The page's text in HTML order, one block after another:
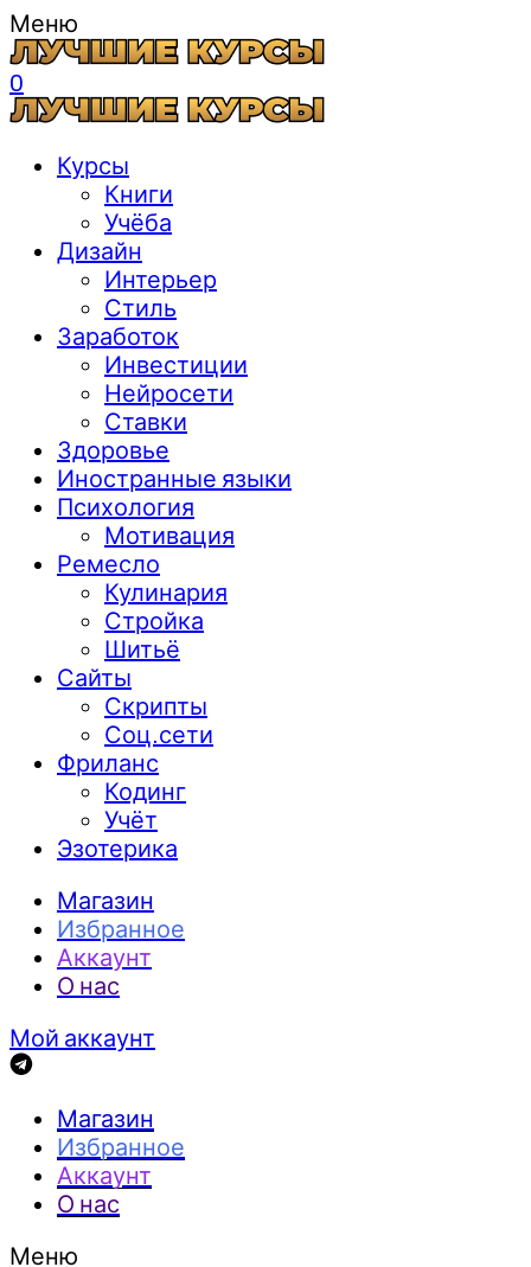
Меню
0
Курсы
Книги
Учёба
Дизайн
Интерьер
Стиль
Заработок
Инвестиции
Нейросети
Ставки
Здоровье
Иностранные языки
Психология
Мотивация
Ремесло
Кулинария
Стройка
Шитьё
Сайты
Скрипты
Соц.сети
Фриланс
Кодинг
Учёт
Эзотерика
Магазин
Избранное
Аккаунт
О нас
Мой аккаунт
Магазин
Избранное
Аккаунт
О нас
Меню